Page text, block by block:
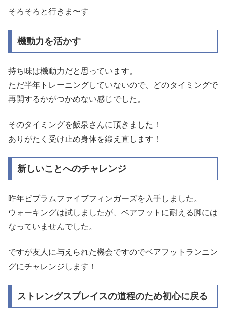
そろそろと行きま〜す
機動力を活かす
持ち味は機動力だと思っています。
ただ半年トレーニングしていないので、どのタイミングで
再開するかがつかめない感じでした。
そのタイミングを飯泉さんに頂きました！
ありがたく受け止め身体を鍛え直します！
新しいことへのチャレンジ
昨年ビブラムファイブフィンガーズを入手しました。
ウォーキングは試しましたが、ベアフットに耐える脚には
なっていませんでした。
ですが友人に与えられた機会ですのでベアフットランニン
グにチャレンジします！
ストレングスプレイスの道程のため初心に戻る